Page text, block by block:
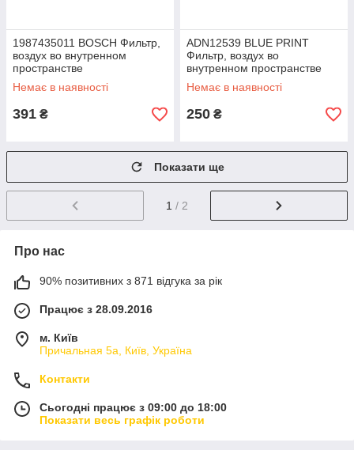
1987435011 BOSCH Фильтр,
воздух во внутренном
пространстве
Немає в наявності
391 ₴
ADN12539 BLUE PRINT
Фильтр, воздух во
внутренном пространстве
Немає в наявності
250 ₴
Показати ще
1 / 2
Про нас
90% позитивних з 871 відгука за рік
Працює з 28.09.2016
м. Київ
Причальная 5а, Київ, Україна
Контакти
Сьогодні працює з 09:00 до 18:00
Показати весь графік роботи